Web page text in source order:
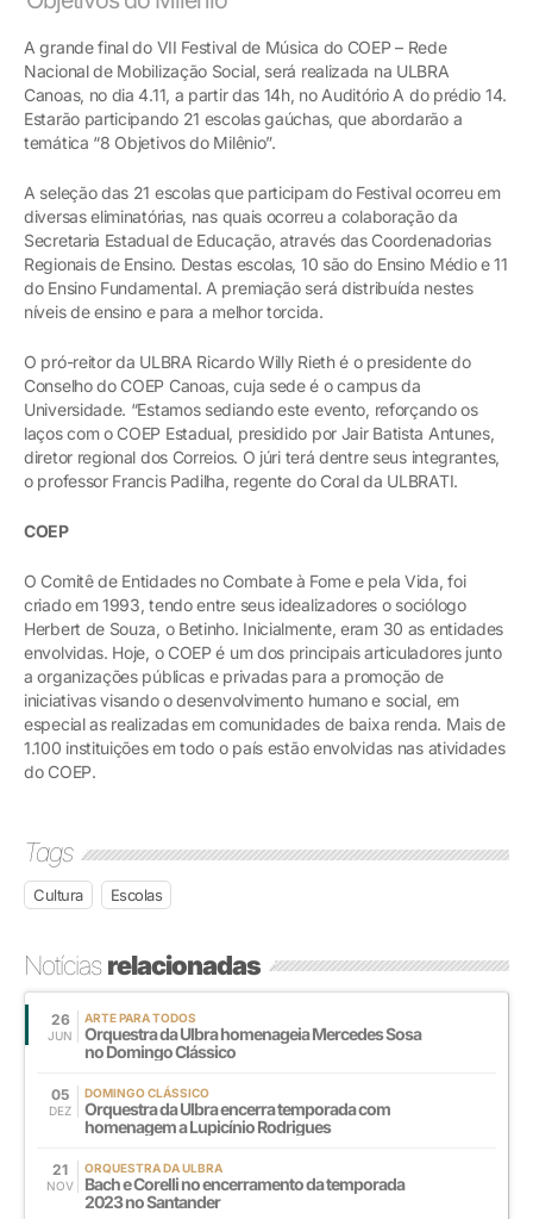
A grande final do VII Festival de Música do COEP – Rede
Nacional de Mobilização Social, será realizada na ULBRA
Canoas, no dia 4.11, a partir das 14h, no Auditório A do prédio 14.
Estarão participando 21 escolas gaúchas, que abordarão a
temática “8 Objetivos do Milênio”.
A seleção das 21 escolas que participam do Festival ocorreu em
diversas eliminatórias, nas quais ocorreu a colaboração da
Secretaria Estadual de Educação, através das Coordenadorias
Regionais de Ensino. Destas escolas, 10 são do Ensino Médio e 11
do Ensino Fundamental. A premiação será distribuída nestes
níveis de ensino e para a melhor torcida.
O pró-reitor da ULBRA Ricardo Willy Rieth é o presidente do
Conselho do COEP Canoas, cuja sede é o campus da
Universidade. “Estamos sediando este evento, reforçando os
laços com o COEP Estadual, presidido por Jair Batista Antunes,
diretor regional dos Correios. O júri terá dentre seus integrantes,
o professor Francis Padilha, regente do Coral da ULBRATI.
COEP
O Comitê de Entidades no Combate à Fome e pela Vida, foi
criado em 1993, tendo entre seus idealizadores o sociólogo
Herbert de Souza, o Betinho. Inicialmente, eram 30 as entidades
envolvidas. Hoje, o COEP é um dos principais articuladores junto
a organizações públicas e privadas para a promoção de
iniciativas visando o desenvolvimento humano e social, em
especial as realizadas em comunidades de baixa renda. Mais de
1.100 instituições em todo o país estão envolvidas nas atividades
do COEP.
Tags
Cultura Escolas
Notíciasrelacionadas
26
JUN
ARTE PARA TODOS
Orquestra da Ulbra homenageia Mercedes Sosa
no Domingo Clássico
05
DEZ
DOMINGO CLÁSSICO
Orquestra da Ulbra encerra temporada com
homenagem a Lupicínio Rodrigues
21
NOV
ORQUESTRA DA ULBRA
Bach e Corelli no encerramento da temporada
2023 no Santander